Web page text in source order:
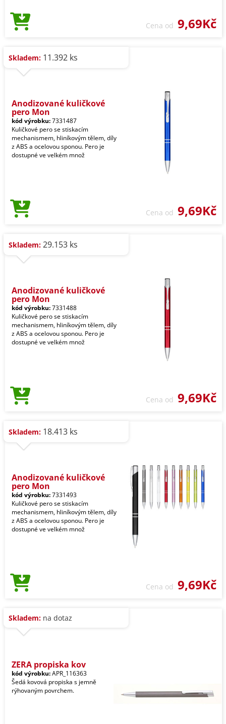
Cena od 9,69Kč
Skladem: 11.392 ks
Anodizované kuličkové
pero Mon
kód výrobku:7331487
Kuličkové pero se stiskacím
mechanismem, hliníkovým tělem, díly
z ABS a ocelovou sponou. Pero je
dostupné ve velkém množ
Cena od 9,69Kč
Skladem: 29.153 ks
Anodizované kuličkové
pero Mon
kód výrobku:7331488
Kuličkové pero se stiskacím
mechanismem, hliníkovým tělem, díly
z ABS a ocelovou sponou. Pero je
dostupné ve velkém množ
Cena od 9,69Kč
Skladem: 18.413 ks
Anodizované kuličkové
pero Mon
kód výrobku:7331493
Kuličkové pero se stiskacím
mechanismem, hliníkovým tělem, díly
z ABS a ocelovou sponou. Pero je
dostupné ve velkém množ
Cena od 9,69Kč
Skladem: na dotaz
ZERA propiska kov
kód výrobku:APR_116363
Šedá kovová propiska s jemně
rýhovaným povrchem.